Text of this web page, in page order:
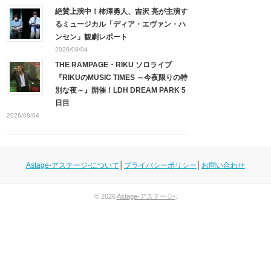
絶賛上演中！柿澤勇人、吉沢 亮が主演す
るミュージカル「ディア・エヴァン・ハ
ンセン」観劇レポート
2026/08/04
THE RAMPAGE・RIKU ソロライブ
『RIKUのMUSIC TIMES ～今夜限りの特
別な夜～』開催！LDH DREAM PARK 5
日目
2026/08/04
Astage-アステージ-について プライバシーポリシー お問い合わせ
© 2026Astage-アステージ-